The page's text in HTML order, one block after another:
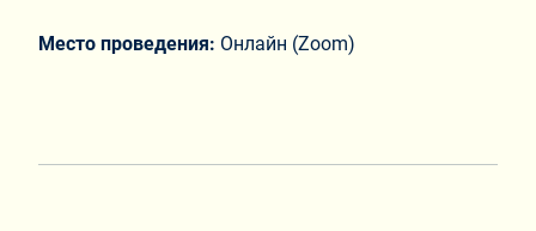
Место проведения: Онлайн (Zoom)